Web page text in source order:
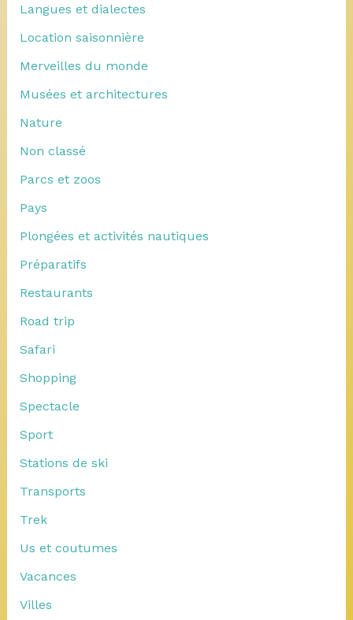
Langues et dialectes
Location saisonnière
Merveilles du monde
Musées et architectures
Nature
Non classé
Parcs et zoos
Pays
Plongées et activités nautiques
Préparatifs
Restaurants
Road trip
Safari
Shopping
Spectacle
Sport
Stations de ski
Transports
Trek
Us et coutumes
Vacances
Villes